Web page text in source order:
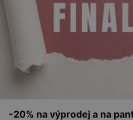
-20% na výprodej a na